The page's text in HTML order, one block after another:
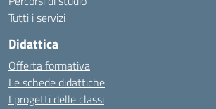
Tutti i servizi
Didattica
Offerta formativa
Le schede didattiche
I progetti delle classi